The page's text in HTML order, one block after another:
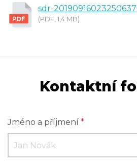
sdr-
(PDF, 1,4 MB)
Kontaktní
Jméno a příjmení *